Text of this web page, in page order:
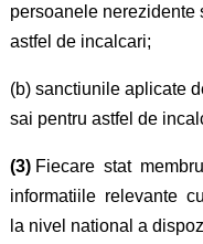
persoanele nerezidente
astfel de incalcari;
(b) sanctiunile aplicate
sai pentru astfel de
(3)Fiecare stat
informatiile relevante
la nivel national a